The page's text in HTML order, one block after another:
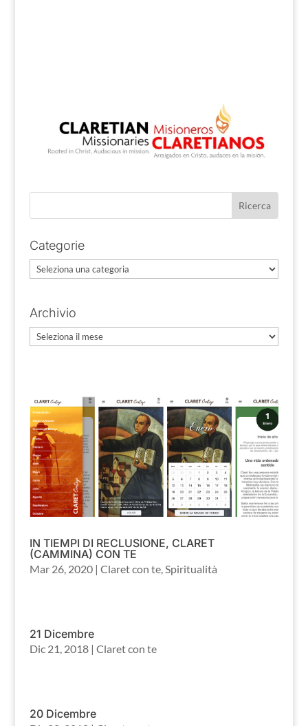
Categorie
Categorie
Archivio
Archivio
IN TIEMPI DI RECLUSIONE, CLARET
(CAMMINA) CON TE
Mar 26, 2020| Claret con te,Spiritualità
21 Dicembre
Dic 21, 2018| Claret con te
20 Dicembre